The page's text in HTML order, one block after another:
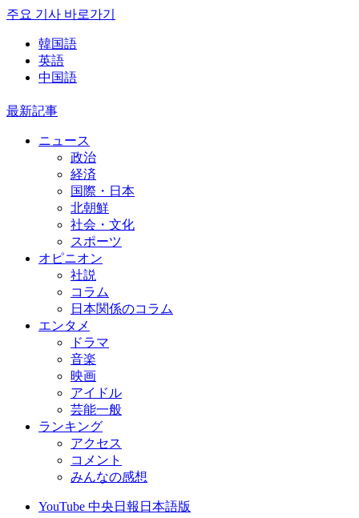
주요 기사 바로가기
韓国語
英語
中国語
最新記事
ニュース
政治
経済
国際・日本
北朝鮮
社会・文化
スポーツ
オピニオン
社説
コラム
日本関係のコラム
エンタメ
ドラマ
音楽
映画
アイドル
芸能一般
ランキング
アクセス
コメント
みんなの感想
YouTube 中央日報日本語版